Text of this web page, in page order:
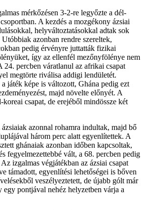
mérkőzésen 3-2-re legyőzte a dél-
A kezdés a mozgékony ázsiai
helyváltoztatásokkal adtak sok
azonban rendre szereltek,
pedig érvényre juttatták fizikai
így az ellenfél mezőnyfölénye nem
24. percben váratlanul az afrikai csapat
megtörte riválisa addigi lendületét.
játék képe is változott, Ghána pedig ezt
majd növelte előnyét. A
csapat, de erejéből mindössze két
azonnal rohamra indultak, majd bő
három perc alatt egyenlítettek. A
ghánaiak azonban időben kapcsoltak,
fegyelmezettebbé vált, a 68. percben pedig
izgalmas végjátékban az ázsiai csapat
támadott, egyenlítési lehetőségei is bőven
veszélyeztetett, de újabb gólt már
egy pontjával nehéz helyzetben várja a